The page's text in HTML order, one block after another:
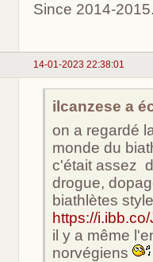
Since 2014-
14-01-2023 22:38:01
ilcanzese a
on a regardé
monde du
c'était assez
drogue,
biathlètes
https://
il y a même
norvégiens